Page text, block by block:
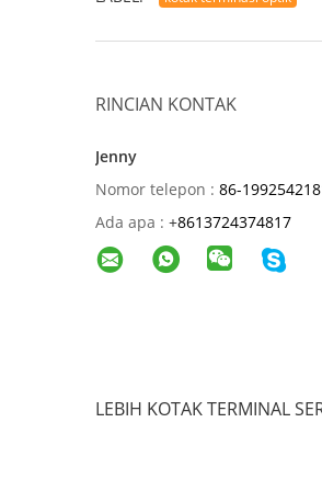
RINCIAN KONTAK
Jenny
Nomor telepon : 86-
Ada apa : +8613724374817
LEBIH KOTAK TERMINAL